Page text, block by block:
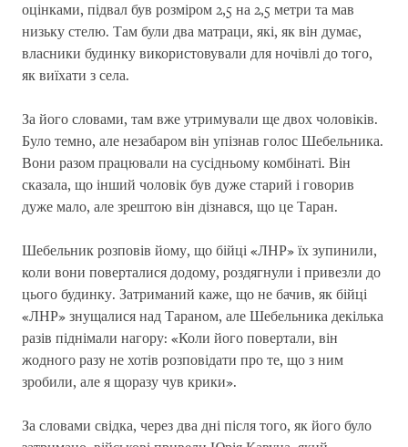
оцінками, підвал був розміром 2,5 на 2,5 метри та мав
низьку стелю. Там були два матраци, які, як він думає,
власники будинку використовували для ночівлі до того,
як виїхати з села.
За його словами, там вже утримували ще двох чоловіків.
Було темно, але незабаром він упізнав голос Шебельника.
Вони разом працювали на сусідньому комбінаті. Він
сказала, що інший чоловік був дуже старий і говорив
дуже мало, але зрештою він дізнався, що це Таран.
Шебельник розповів йому, що бійці «ЛНР» їх зупинили,
коли вони поверталися додому, роздягнули і привезли до
цього будинку. Затриманий каже, що не бачив, як бійці
«ЛНР» знущалися над Тараном, але Шебельника декілька
разів піднімали нагору: «Коли його повертали, він
жодного разу не хотів розповідати про те, що з ним
зробили, але я щоразу чув крики».
За словами свідка, через два дні після того, як його було